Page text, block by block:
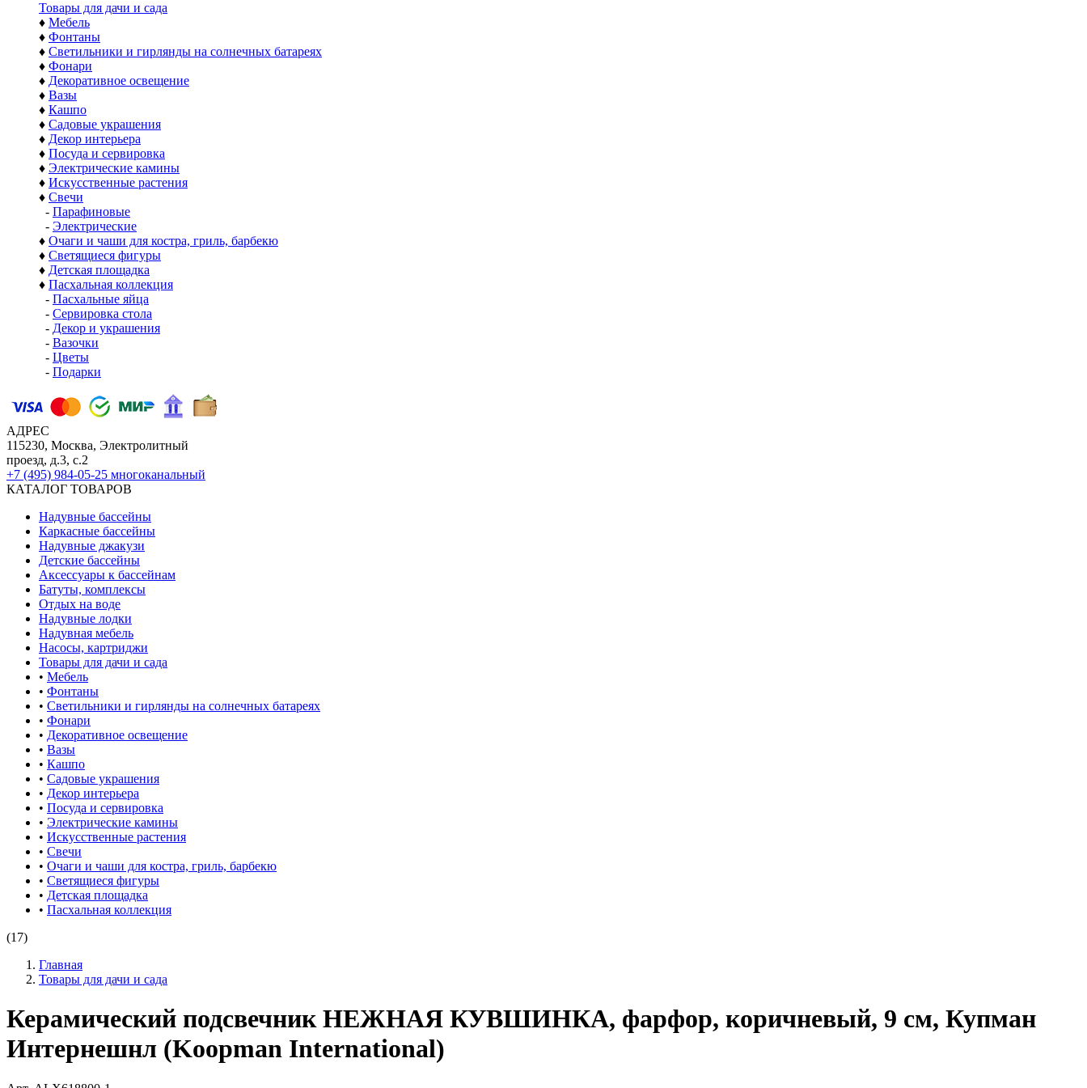
Товары для дачи и сада
♦ Мебель
♦ Фонтаны
♦ Светильники и гирлянды на солнечных батареях
♦ Фонари
♦ Декоративное освещение
♦ Вазы
♦ Кашпо
♦ Садовые украшения
♦ Декор интерьера
♦ Посуда и сервировка
♦ Электрические камины
♦ Искусственные растения
♦ Свечи
- Парафиновые
- Электрические
♦ Очаги и чаши для костра, гриль, барбекю
♦ Светящиеся фигуры
♦ Детская площадка
♦ Пасхальная коллекция
- Пасхальные яйца
- Сервировка стола
- Декор и украшения
- Вазочки
- Цветы
- Подарки
АДРЕС
115230, Москва, Электролитный
проезд, д.3, с.2
+7 (495) 984-05-25 многоканальный
КАТАЛОГ ТОВАРОВ
Надувные бассейны
Каркасные бассейны
Надувные джакузи
Детские бассейны
Аксессуары к бассейнам
Батуты, комплексы
Отдых на воде
Надувные лодки
Надувная мебель
Насосы, картриджи
Товары для дачи и сада
• Мебель
• Фонтаны
• Светильники и гирлянды на солнечных батареях
• Фонари
• Декоративное освещение
• Вазы
• Кашпо
• Садовые украшения
• Декор интерьера
• Посуда и сервировка
• Электрические камины
• Искусственные растения
• Свечи
• Очаги и чаши для костра, гриль, барбекю
• Светящиеся фигуры
• Детская площадка
• Пасхальная коллекция
(17)
Главная
Товары для дачи и сада
Керамический подсвечник НЕЖНАЯ КУВШИНКА, фарфор, коричневый, 9 см, Купман
Интернешнл (Koopman International)